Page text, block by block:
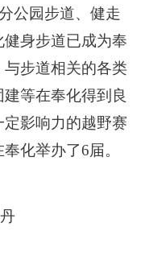
公园步道、健走
身步道已成为奉
步道相关的各类
等在奉化得到良
影响力的越野赛
化举办了6届。